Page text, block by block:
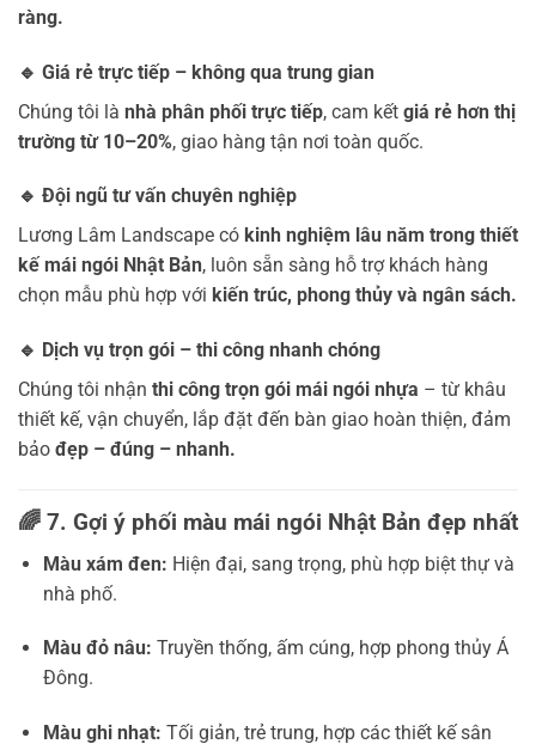
ràng.
🔹 Giá rẻ trực tiếp – không qua trung gian
Chúng tôi là nhà phân phối trực tiếp, cam kết giá rẻ hơn thị
trường từ 10–20%, giao hàng tận nơi toàn quốc.
🔹 Đội ngũ tư vấn chuyên nghiệp
Lương Lâm Landscape có kinh nghiệm lâu năm trong thiết
kế mái ngói Nhật Bản, luôn sẵn sàng hỗ trợ khách hàng
chọn mẫu phù hợp với kiến trúc, phong thủy và ngân sách.
🔹 Dịch vụ trọn gói – thi công nhanh chóng
Chúng tôi nhận thi công trọn gói mái ngói nhựa – từ khâu
thiết kế, vận chuyển, lắp đặt đến bàn giao hoàn thiện, đảm
bảo đẹp – đúng – nhanh.
🌈 7. Gợi ý phối màu mái ngói Nhật Bản đẹp nhất
Màu xám đen: Hiện đại, sang trọng, phù hợp biệt thự và
nhà phố.
Màu đỏ nâu: Truyền thống, ấm cúng, hợp phong thủy Á
Đông.
Màu ghi nhạt: Tối giản, trẻ trung, hợp các thiết kế sân